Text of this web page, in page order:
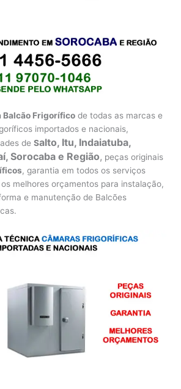
Frigorífico de todas as marcas e
importados e nacionais,
deSalto, Itu, Indaiatuba,
Sorocaba e Região, peças originais
, garantia em todos os serviços
melhores orçamentos para instalação,
e manutenção de Balcões